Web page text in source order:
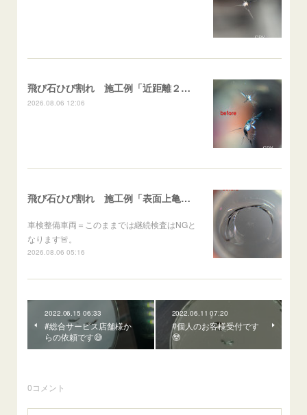
飛び石ひび割れ 施工例「近距離２箇所・パーシャル系+スターブレイク系」ハイエース
2026.08.06 12:06
飛び石ひび割れ 施工例「表面上亀裂・ダメージクラック」ステラ
車検整備車両＝このままでは継続検査はNGと
なります🚨。
2026.08.06 05:16
2022.06.15 06:33
#総合サービス店舗様か
らの依頼です😅
2022.06.11 07:20
#個人のお客様受付です
🤓
0コメント